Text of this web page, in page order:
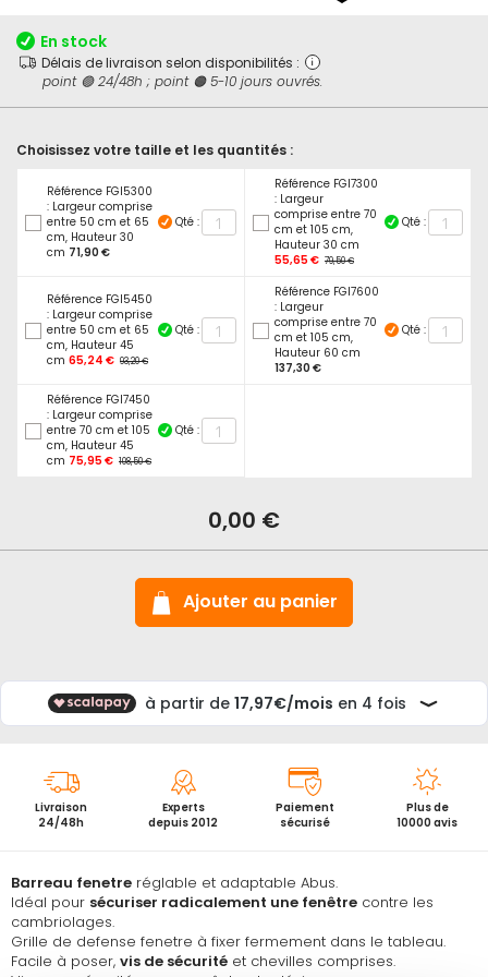
de
la
Galerie
Barreau fenetre réglable et adaptable Abus.
Idéal pour sécuriser radicalement une fenêtre contre les
cambriolages.
Grille de defense fenetre à fixer fermement dans le tableau.
Facile à poser, vis de sécurité et chevilles comprises.
En stock
Délais de livraison selon disponibilités :
point 🟢 24/48h ; point 🟠 5-10 jours ouvrés.
Choisissez votre taille et les quantités :
Référence FGI5300
: Largeur comprise
entre 50 cm et 65
cm, Hauteur 30
cm 71,90 €
Qté :
Référence FGI7300
: Largeur
comprise entre 70
cm et 105 cm,
Hauteur 30 cm
55,65 € 79,50 €
Qté :
Référence FGI5450
: Largeur comprise
entre 50 cm et 65
cm, Hauteur 45
cm 65,24 € 93,20 €
Qté :
Référence FGI7600
: Largeur
comprise entre 70
cm et 105 cm,
Hauteur 60 cm
137,30 €
Qté :
Référence FGI7450
: Largeur comprise
entre 70 cm et 105
cm, Hauteur 45
cm 75,95 € 108,50 €
Qté :
Abus
0,00 €
Ajouter au panier
Livraison
24/48h
Experts
depuis 2012
Paiement
sécurisé
Plus de
10000 avis